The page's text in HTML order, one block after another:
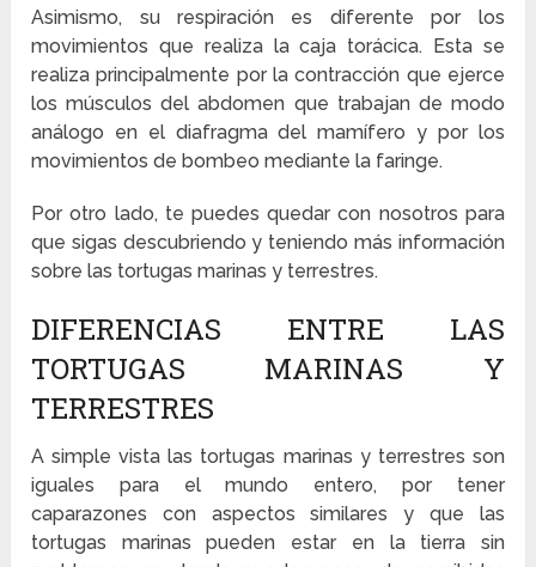
Asimismo, su respiración es diferente por los
movimientos que realiza la caja torácica. Esta se
realiza principalmente por la contracción que ejerce
los músculos del abdomen que trabajan de modo
análogo en el diafragma del mamífero y por los
movimientos de bombeo mediante la faringe.
Por otro lado, te puedes quedar con nosotros para
que sigas descubriendo y teniendo más información
sobre las tortugas marinas y terrestres.
DIFERENCIAS ENTRE LAS
TORTUGAS MARINAS Y
TERRESTRES
A simple vista las tortugas marinas y terrestres son
iguales para el mundo entero, por tener
caparazones con aspectos similares y que las
tortugas marinas pueden estar en la tierra sin